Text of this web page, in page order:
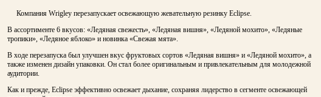
Компания Wrigley перезапускает освежающую жевательную резинку Eclipse.
В ассортименте 6 вкусов: «Ледяная свежесть», «Ледяная вишня», «Ледяной мохито», «Ледяные
тропики», «Ледяное яблоко» и новинка «Свежая мята».
В ходе перезапуска был улучшен вкус фруктовых сортов «Ледяная вишня» и «Ледяной мохито», а
также изменен дизайн упаковки. Он стал более оригинальным и привлекательным для молодежной
аудитории.
Как и прежде, Eclipse эффективно освежает дыхание, сохраняя лидерство в сегменте освежающей